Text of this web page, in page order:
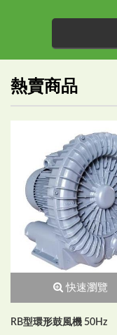
熱賣商品
快速瀏覽
RB型環形鼓風機 50Hz